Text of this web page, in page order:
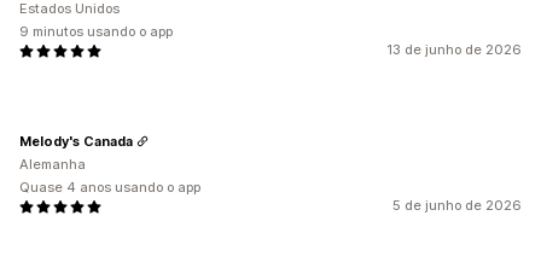
13 de junho de 2026
Estados Unidos
9 minutos usando o app
5 de junho de 2026
Melody's Canada
Alemanha
Quase 4 anos usando o app